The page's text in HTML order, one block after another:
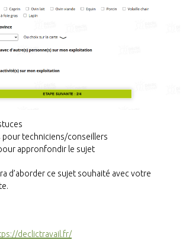
pour techniciens/conseillers
appronfondir le sujet
d’aborder ce sujet souhaité avec votre
declictravail.fr/